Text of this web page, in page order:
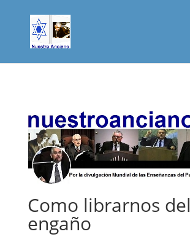
Como librarnos del
engaño